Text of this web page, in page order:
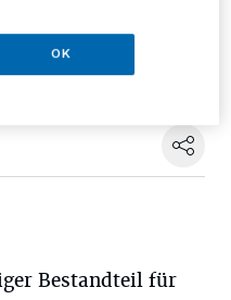
Lesezeit
Bestandteil für
OK